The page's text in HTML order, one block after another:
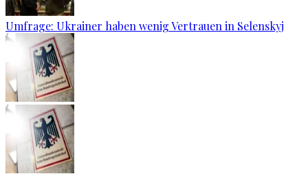
Umfrage: Ukrainer haben wenig Vertrauen in Selenskyj